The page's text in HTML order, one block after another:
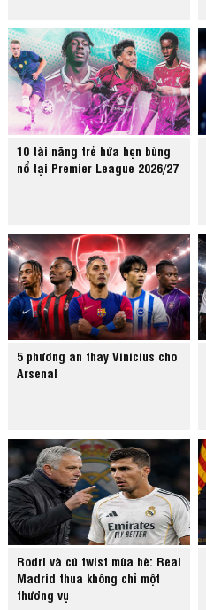
10 tài năng trẻ hứa hẹn bùng
nổ tại Premier League 2026/27
5 phương án thay Vinicius cho
Arsenal
Rodri và cú twist mùa hè: Real
Madrid thua không chỉ một
thương vụ